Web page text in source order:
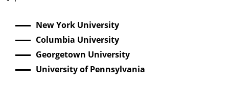
New York University
Columbia University
Georgetown University
University of Pennsylvania